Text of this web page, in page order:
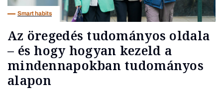
Smart habits
Az öregedés tudományos oldala
– és hogy hogyan kezeld a
mindennapokban tudományos
alapon